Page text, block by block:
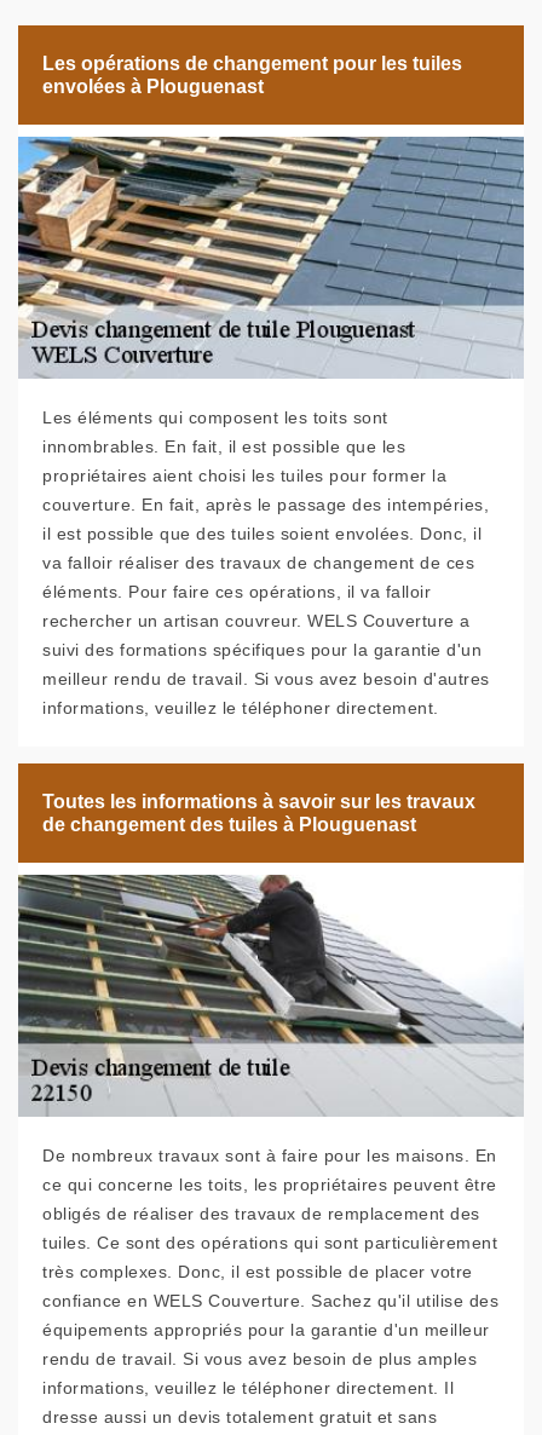
Les opérations de changement pour les tuiles
envolées à Plouguenast
Les éléments qui composent les toits sont
innombrables. En fait, il est possible que les
propriétaires aient choisi les tuiles pour former la
couverture. En fait, après le passage des intempéries,
il est possible que des tuiles soient envolées. Donc, il
va falloir réaliser des travaux de changement de ces
éléments. Pour faire ces opérations, il va falloir
rechercher un artisan couvreur. WELS Couverture a
suivi des formations spécifiques pour la garantie d'un
meilleur rendu de travail. Si vous avez besoin d'autres
informations, veuillez le téléphoner directement.
Toutes les informations à savoir sur les travaux
de changement des tuiles à Plouguenast
De nombreux travaux sont à faire pour les maisons. En
ce qui concerne les toits, les propriétaires peuvent être
obligés de réaliser des travaux de remplacement des
tuiles. Ce sont des opérations qui sont particulièrement
très complexes. Donc, il est possible de placer votre
confiance en WELS Couverture. Sachez qu'il utilise des
équipements appropriés pour la garantie d'un meilleur
rendu de travail. Si vous avez besoin de plus amples
informations, veuillez le téléphoner directement. Il
dresse aussi un devis totalement gratuit et sans